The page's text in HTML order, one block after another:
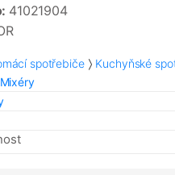
41021904
spotřebiče
Kuchyňské
Mixéry